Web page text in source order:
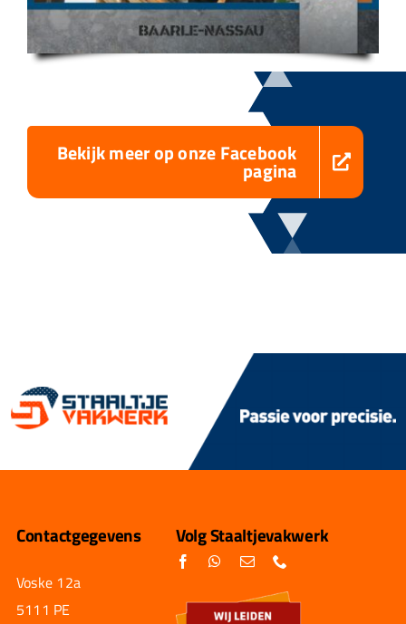
Bekijk meer op onze Facebook
pagina
Contactgegevens
Voske 12a
5111 PE
Volg Staaltjevakwerk